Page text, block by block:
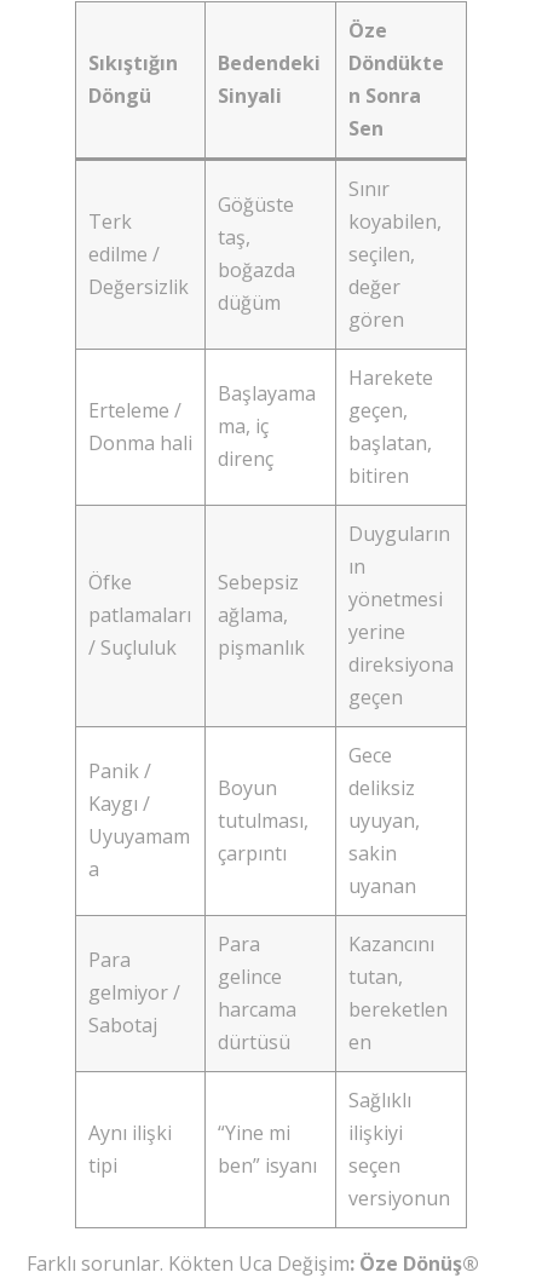
Sıkıştığın
Döngü
Bedendeki
Sinyali
Öze
Döndükte
n Sonra
Sen
Terk
edilme /
Değersizlik
Göğüste
taş,
boğazda
düğüm
Sınır
koyabilen,
seçilen,
değer
gören
Erteleme /
Donma hali
Başlayama
ma, iç
direnç
Harekete
geçen,
başlatan,
bitiren
Öfke
patlamaları
/ Suçluluk
Sebepsiz
ağlama,
pişmanlık
Duyguların
ın
yönetmesi
yerine
direksiyona
geçen
Panik /
Kaygı /
Uyuyamam
a
Boyun
tutulması,
çarpıntı
Gece
deliksiz
uyuyan,
sakin
uyanan
Para
gelmiyor /
Sabotaj
Para
gelince
harcama
dürtüsü
Kazancını
tutan,
bereketlen
en
Aynı ilişki
tipi
“Yine mi
ben” isyanı
Sağlıklı
ilişkiyi
seçen
versiyonun
Farklı sorunlar. Kökten Uca Değişim: Öze Dönüş®